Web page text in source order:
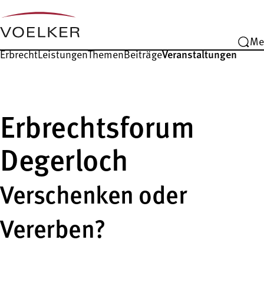
ErbrechtLeistungenThemenBeiträgeVeranstaltungen
Erbrechtsforum
Degerloch
Verschenken oder
Vererben?